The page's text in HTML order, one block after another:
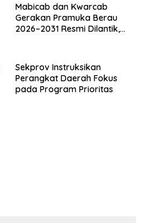
Mabicab dan Kwarcab
Gerakan Pramuka Berau
2026–2031 Resmi Dilantik,
Sekprov Instruksikan
Perangkat Daerah Fokus
pada Program Prioritas